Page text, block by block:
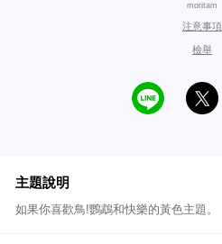
moritam
注意事項
檢舉
主題說明
如果你喜歡鳥!鸚鵡和快樂的黃色主題。